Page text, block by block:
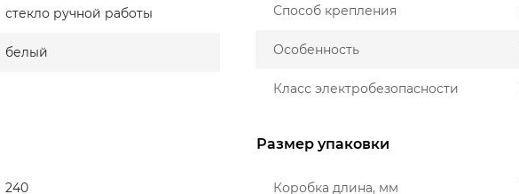
стекло ручной работы
белый
Способ крепления
Особенность
Класс электробезопасности
240
Размер упаковки
Коробка длина, мм